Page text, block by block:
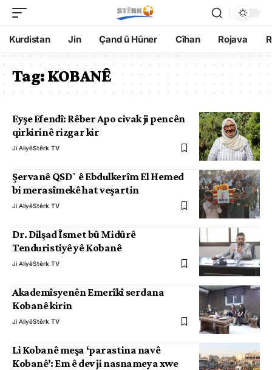
Kurdistan Jin Çand û Hûner Cîhan Rojava
Tag:KOBANÊ
Eyşe Efendî: Rêber Apo civak ji pencên
qirkirinê rizgar kir
Ji AliyêStêrk TV
Şervanê QSD`ê Ebdulkerîm El Hemed
bi merasîmekê hat veşartin
Ji AliyêStêrk TV
Dr. Dilşad Îsmet bû Midûrê
Tenduristiyê yê Kobanê
Ji AliyêStêrk TV
Akademîsyenên Emerîkî serdana
Kobanê kirin
Ji AliyêStêrk TV
Li Kobanê meşa ‘parastina navê
Kobanê’: Em ê dev ji nasnameya xwe